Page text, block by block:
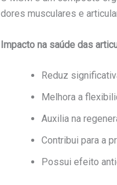
dores musculares e
Impacto na saúde das
Reduz
Melhora a
Auxilia na
Contribui para a
Possui efeito